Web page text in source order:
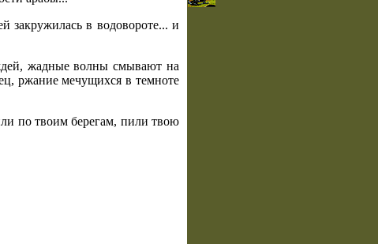
закружилась в водовороте... и
жадные волны смывают на
ржание мечущихся в темноте
по твоим берегам, пили твою